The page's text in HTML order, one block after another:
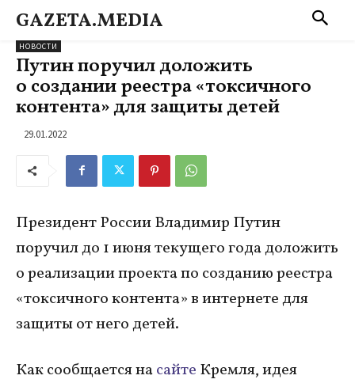
GAZETA.MEDIA
НОВОСТИ
Путин поручил доложить
о создании реестра «токсичного
контента» для защиты детей
29.01.2022
Президент России Владимир Путин
поручил до 1 июня текущего года доложить
о реализации проекта по созданию реестра
«токсичного контента» в интернете для
защиты от него детей.
Как сообщается насайте Кремля, идея